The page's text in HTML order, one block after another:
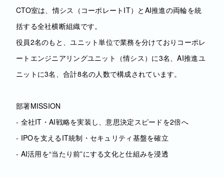
CTO室は、情シス（コーポレートIT）とAI推進の両輪を統
括する全社横断組織です。
役員2名のもと、ユニット単位で業務を分けておりコーポレ
ートエンジニアリングユニット（情シス）に3名、AI推進ユ
ニットに3名、合計8名の人数で構成されています。
部署MISSION
- 全社IT・AI戦略を実装し、意思決定スピードを2倍へ
- IPOを支えるIT統制・セキュリティ基盤を確立
- AI活用を“当たり前”にする文化と仕組みを浸透